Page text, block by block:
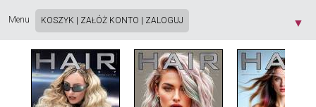
Menu ▼
KOSZYK ZAŁÓŻ KONTO ZALOGUJ
cookie, zgodnie z aktualnymi ustawieniami przeglądarki. Dowiedz się więcej o
Prywatności [X]